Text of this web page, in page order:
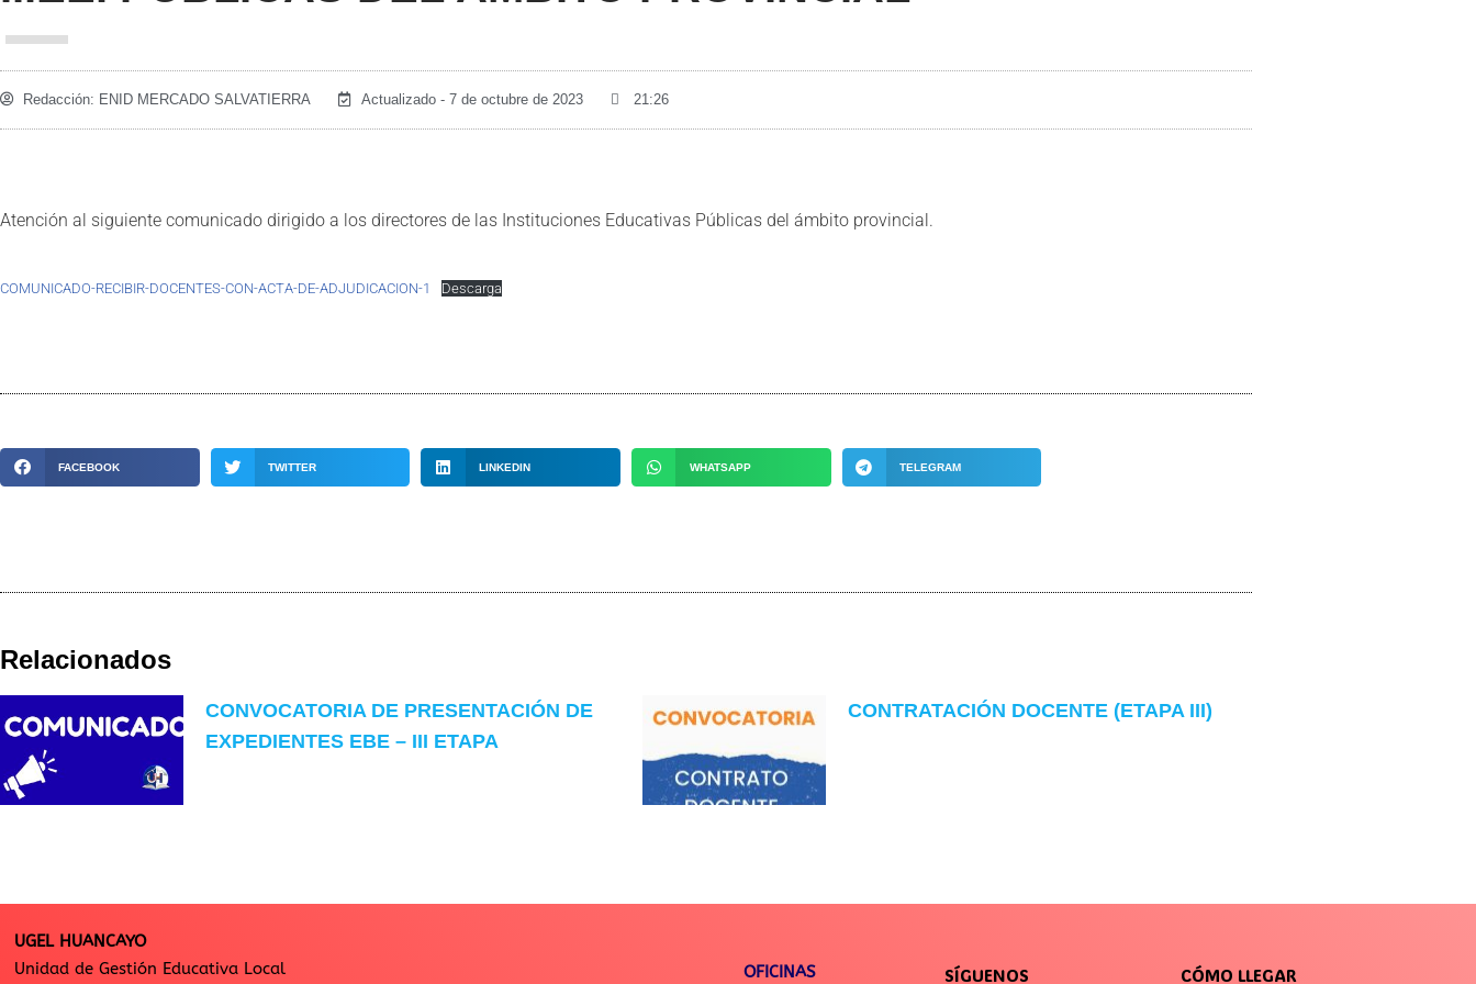
Redacción: ENID MERCADO SALVATIERRA Actualizado - 7 de octubre de 2023 21:26
Atención al siguiente comunicado dirigido a los directores de las Instituciones Educativas Públicas del ámbito provincial.
COMUNICADO-RECIBIR-DOCENTES-CON-ACTA-DE-ADJUDICACION-1 Descarga
FACEBOOK TWITTER LINKEDIN WHATSAPP TELEGRAM
Relacionados
CONVOCATORIA DE PRESENTACIÓN DE
EXPEDIENTES EBE – III ETAPA
CONTRATACIÓN DOCENTE (ETAPA III)
UGEL HUANCAYO
Unidad de Gestión Educativa Local
OFICINAS SÍGUENOS CÓMO LLEGAR